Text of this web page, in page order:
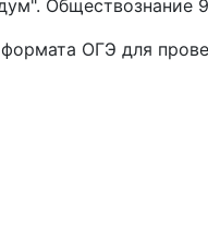
Обществознание
ОГЭ для